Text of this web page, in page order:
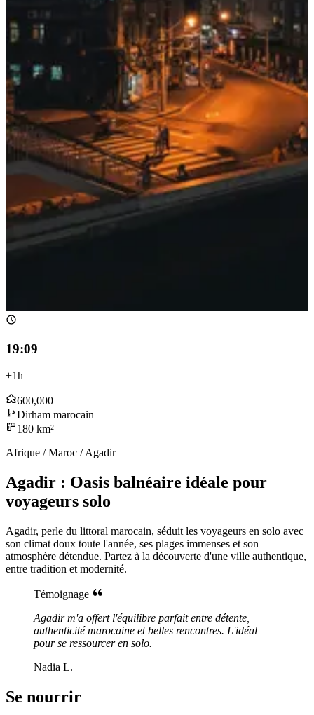
19:09
+1h
600,000
Dirham marocain
180 km²
Afrique / Maroc / Agadir
Agadir : Oasis balnéaire idéale pour
voyageurs solo
Agadir, perle du littoral marocain, séduit les voyageurs en solo avec
son climat doux toute l'année, ses plages immenses et son
atmosphère détendue. Partez à la découverte d'une ville authentique,
entre tradition et modernité.
Témoignage
Agadir m'a offert l'équilibre parfait entre détente,
authenticité marocaine et belles rencontres. L'idéal
pour se ressourcer en solo.
Nadia L.
Se nourrir